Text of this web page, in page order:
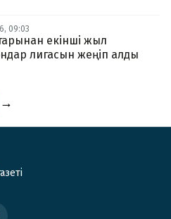
09:03
екінші жыл
лигасын жеңіп алды
→